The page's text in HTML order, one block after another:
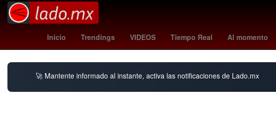
Inicio Trendings VIDEOS Tiempo Real Al momento
Litio Agresión phillies 26 de marzo toluca vs santos
🚀 Mantente informado al instante, activa las notificaciones de Lado.mx